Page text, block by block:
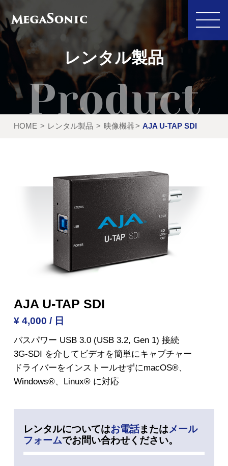
私たちにできること
イベント実績
レンタル製品
新着情報
レンタル製品
HOME レンタル製品 映像機器 AJA U-TAP SDI
AJA U-TAP SDI
¥ 4,000 / 日
バスパワー USB 3.0 (USB 3.2, Gen 1) 接続
3G-SDI を介してビデオを簡単にキャプチャー
ドライバーをインストールせずにmacOS®、
Windows®、Linux® に対応
レンタルについてはお電話またはメール
フォームでお問い合わせください。